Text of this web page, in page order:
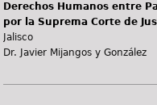
Derechos Humanos entre
por la Suprema Corte de
Jalisco
Dr. Javier Mijangos y González